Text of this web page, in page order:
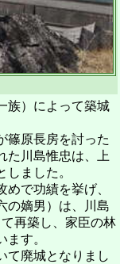
族）によって築城
篠原長房を討った
た川島惟忠は、上
ました。
で功績を挙げ、
の嫡男）は、川島
再築し、家臣の林
す。
て廃城となりまし